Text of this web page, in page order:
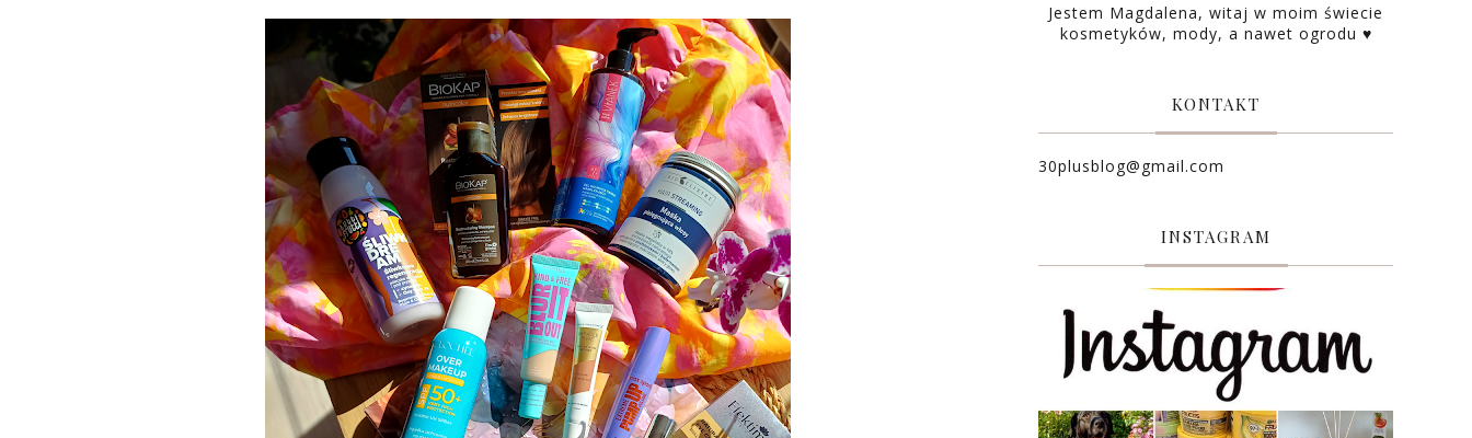
Jestem Magdalena, witaj w moim świecie
kosmetyków, mody, a nawet ogrodu ♥
KONTAKT
30plusblog@gmail.com
INSTAGRAM